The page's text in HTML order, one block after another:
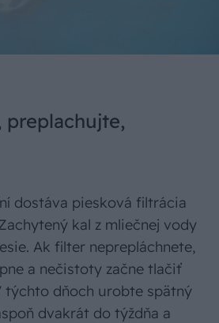
preplachujte,
dostáva piesková filtrácia
kal z mliečnej vody
Ak filter neprepláchnete,
a nečistoty začne tlačiť
týchto dňoch urobte spätný
dvakrát do týždňa a